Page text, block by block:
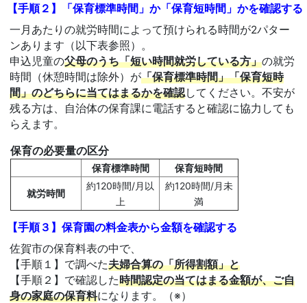
【手順２】「保育標準時間」か「保育短時間」かを確認する
一月あたりの就労時間によって預けられる時間が2パター
ンあります（以下表参照）。
申込児童の父母のうち「短い時間就労している方」の就労
時間（休憩時間は除外）が「保育標準時間」「保育短時
間」のどちらに当てはまるかを確認してください。不安が
残る方は、自治体の保育課に電話すると確認に協力しても
らえます。
保育の必要量の区分
保育標準時間 保育短時間
就労時間
約120時間/月以
上
約120時間/月未
満
【手順３】保育園の料金表から金額を確認する
佐賀市の保育料表の中で、
【手順１】で調べた夫婦合算の「所得割額」と
【手順２】で確認した時間認定の当てはまる金額が、ご自
身の家庭の保育料になります。（※）